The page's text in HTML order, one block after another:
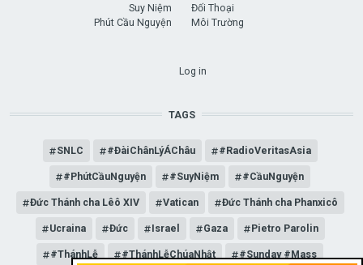
Suy Niệm
Phút Cầu Nguyện
Đối Thoại
Môi Trường
Log in
TAGS
SNLC #ĐàiChânLýÁChâu #RadioVeritasAsia
#PhútCầuNguyện #SuyNiệm #CầuNguyện
Đức Thánh cha Lêô XIV Vatican Đức Thánh cha Phanxicô
Ucraina Đức Israel Gaza Pietro Parolin
#ThánhLễ #ThánhLễChúaNhật #Sunday #Mass